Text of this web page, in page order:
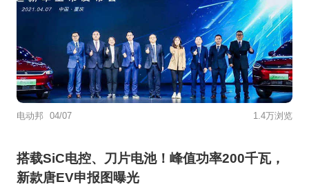
电动邦 04/07 1.4万浏览
搭载SiC电控、刀片电池！峰值功率200千瓦，
新款唐EV申报图曝光